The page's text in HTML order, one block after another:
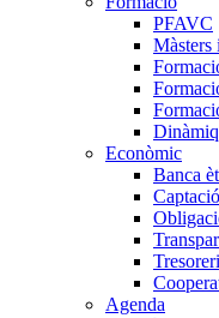
PFAVC
Màsters
Econòmic
Banca
Agenda